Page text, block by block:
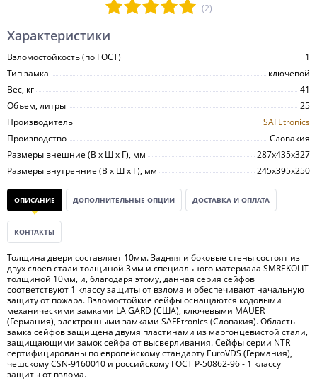
(2)
Характеристики
Взломостойкость (по ГОСТ)
1
Тип замка
ключевой
Вес, кг
41
Объем, литры
25
Производитель
SAFEtronics
Производство
Словакия
Размеры внешние (В х Ш х Г), мм
287х435х327
Размеры внутренние (В х Ш х Г), мм
245х395х250
ОПИСАНИЕ ДОПОЛНИТЕЛЬНЫЕ ОПЦИИ ДОСТАВКА И ОПЛАТА
КОНТАКТЫ
Толщина двери составляет 10мм. Задняя и боковые стены состоят из
двух слоев стали толщиной 3мм и специального материала SMREKOLIT
толщиной 10мм, и, благодаря этому, данная серия сейфов
соответствуют 1 классу защиты от взлома и обеспечивают начальную
защиту от пожара. Взломостойкие сейфы оснащаются кодовыми
механическими замками LA GARD (США), ключевыми MAUER
(Германия), электронными замками SAFEtronics (Словакия). Область
замка сейфов защищена двумя пластинами из маргонцевистой стали,
защищающими замок сейфа от высверливания. Сейфы серии NTR
сертифицированы по европейскому стандарту EuroVDS (Германия),
чешскому CSN-9160010 и российскому ГОСТ Р-50862-96 - 1 классу
защиты от взлома.